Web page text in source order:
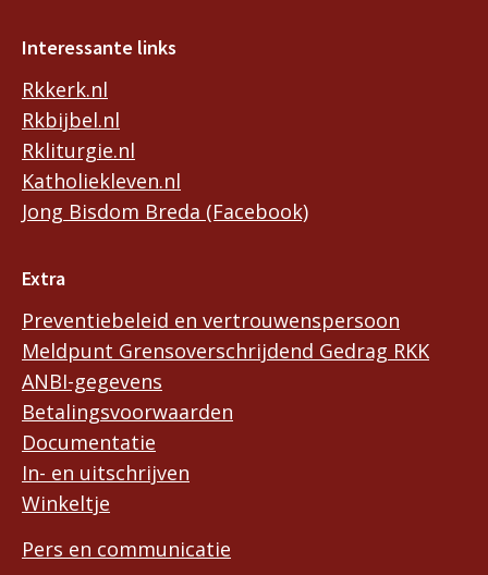
Interessante links
Rkkerk.nl
Rkbijbel.nl
Rkliturgie.nl
Katholiekleven.nl
Jong Bisdom Breda (Facebook)
Extra
Preventiebeleid en vertrouwenspersoon
Meldpunt Grensoverschrijdend Gedrag RKK
ANBI-gegevens
Betalingsvoorwaarden
Documentatie
In- en uitschrijven
Winkeltje
Pers en communicatie